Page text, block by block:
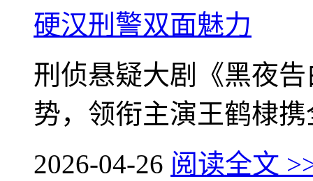
硬汉刑警双面魅力
刑侦悬疑大剧《黑夜
势，领衔主演王鹤棣
2026-04-26 阅读全文